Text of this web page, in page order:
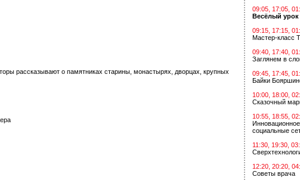
рассказывают о памятниках старины, монастырях, дворцах, крупных
09:05, 17:05,
Весёлый урок
09:15, 17:15,
Мастер-класс
09:40, 17:40,
Заглянем в
09:45, 17:45,
Байки
10:00, 18:00,
Сказочный
10:55, 18:55,
социальные
11:30, 19:30,
12:20, 20:20,
Советы врача